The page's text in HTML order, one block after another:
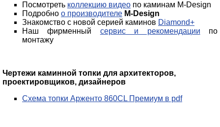
Посмотреть коллекцию видео по каминам M-Design
Подробно о производителе M-Design
Знакомство с новой серией каминов Diamond+
Наш фирменный сервис и рекомендации по
монтажу
Чертежи каминной топки для архитекторов,
проектировщиков, дизайнеров
Схема топки Арженто 860CL Премиум в pdf